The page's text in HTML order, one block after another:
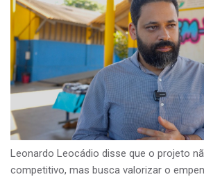
Leonardo Leocádio disse que o projeto
competitivo, mas busca valorizar o